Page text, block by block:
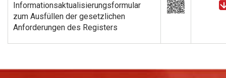
Informationsaktualisierungsformular
zum Ausfüllen der gesetzlichen
Anforderungen des Registers